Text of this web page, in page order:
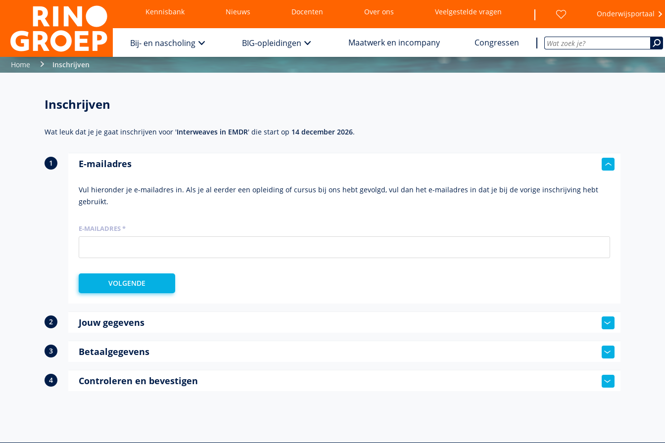
Kennisbank Nieuws Docenten Over ons Veelgestelde vragen Onderwijsportaal
Bij- en nascholing BIG-opleidingen Maatwerk en incompany Congressen
Home Inschrijven
Inschrijven
Wat leuk dat je je gaat inschrijven voor 'Interweaves in EMDR' die start op 14 december 2026.
E-mailadres
Vul hieronder je e-mailadres in. Als je al eerder een opleiding of cursus bij ons hebt gevolgd, vul dan het e-mailadres in dat je bij de vorige inschrijving hebt
gebruikt.
E-MAILADRES *
Jouw gegevens
Betaalgegevens
Controleren en bevestigen